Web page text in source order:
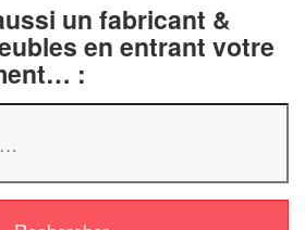
un fabricant &
en entrant votre
: